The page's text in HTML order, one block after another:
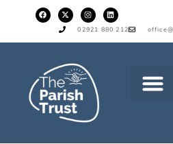
02921 880 212